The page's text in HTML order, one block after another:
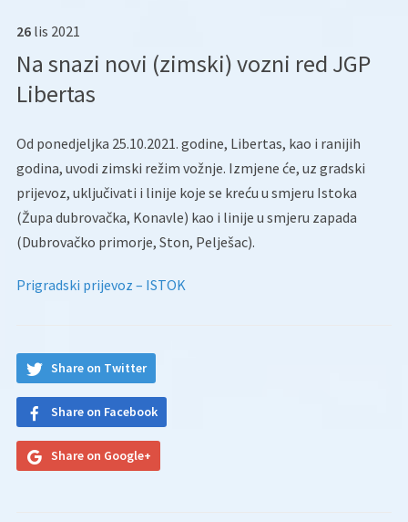
26 lis 2021
Na snazi novi (zimski) vozni red JGP
Libertas
Od ponedjeljka 25.10.2021. godine, Libertas, kao i ranijih
godina, uvodi zimski režim vožnje. Izmjene će, uz gradski
prijevoz, uključivati i linije koje se kreću u smjeru Istoka
(Župa dubrovačka, Konavle) kao i linije u smjeru zapada
(Dubrovačko primorje, Ston, Pelješac).
Prigradski prijevoz – ISTOK
Share on Twitter
Share on Facebook
Share on Google+